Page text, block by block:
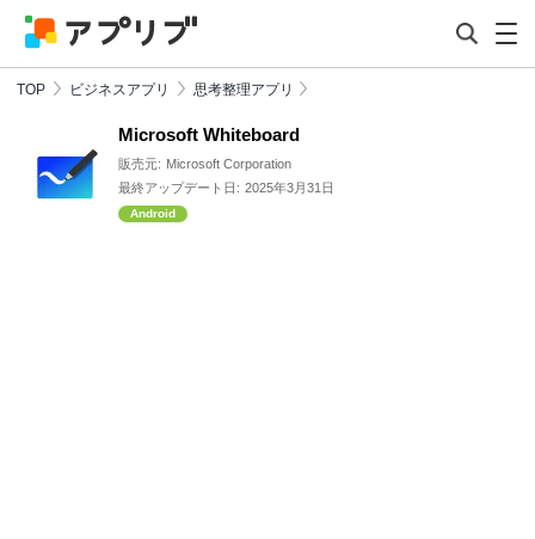
TOP ビジネスアプリ 思考整理アプリ
Microsoft Whiteboard
販売元: Microsoft Corporation
最終アップデート日: 2025年3月31日
Android